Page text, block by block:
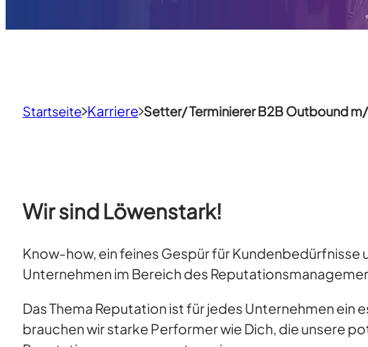
Startseite Karriere Setter/ Terminierer B2B Outbound
Wir sind Löwenstark!
Know-how, ein feines Gespür für Kundenbedürfnisse
Unternehmen im Bereich des
Das Thema Reputation ist für jedes Unternehmen
brauchen wir starke Performer wie Dich, die unsere